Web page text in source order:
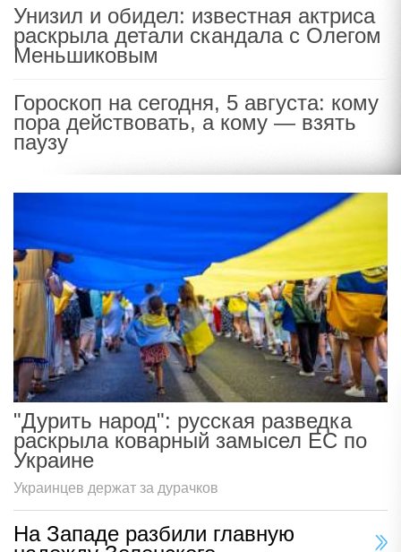
Унизил и обидел: известная актриса
раскрыла детали скандала с Олегом
Меньшиковым
Гороскоп на сегодня, 5 августа: кому
пора действовать, а кому — взять
паузу
"Дурить народ": русская разведка
раскрыла коварный замысел ЕС по
Украине
Украинцев держат за дурачков
На Западе разбили главную